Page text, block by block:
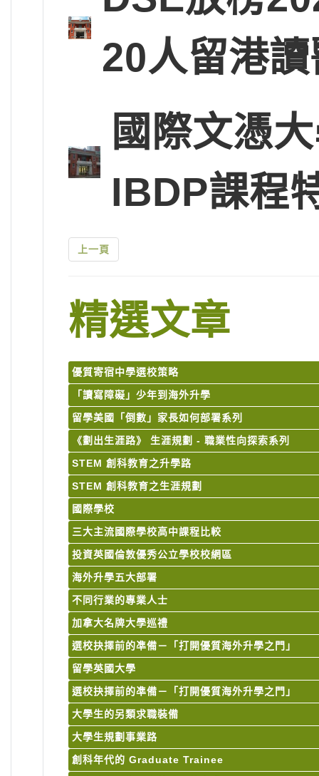
20人留港
國際文憑
IBDP課程
上一頁
精選文章
優質寄宿中學選校策略
「讀寫障礙」少年到海外升學
留學美國「倒數」家長如何部署系列
《劃出生涯路》 生涯規劃 - 職業性向探索系列
STEM 創科教育之升學路
STEM 創科教育之生涯規劃
國際學校
三大主流國際學校高中課程比較
投資英國倫敦優秀公立學校校網區
海外升學五大部署
不同行業的專業人士
加拿大名牌大學巡禮
選校抉擇前的凖備－「打開優質海外升學之門」
留學英國大學
選校抉擇前的凖備－「打開優質海外升學之門」
大學生的另類求職裝備
大學生規劃事業路
創科年代的 Graduate Trainee